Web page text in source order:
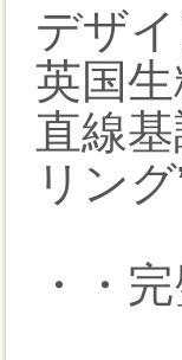
デザ
英国
直線
リン
・・